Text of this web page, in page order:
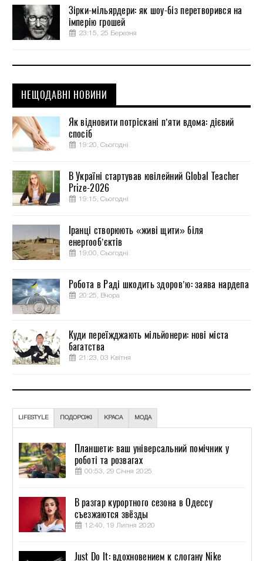
Зірки-мільярдери: як шоу-біз перетворився на
імперію грошей
23:15, 25 Березня
НЕЩОДАВНІ НОВИНИ
Як відновити потріскані п’яти вдома: дієвий
спосіб
19:20, Сьогодні
В Україні стартував ювілейний Global Teacher
Prize-2026
19:15, Сьогодні
Іранці створюють «живі щити» біля
енергооб’єктів
19:00, Сьогодні
Робота в Раді шкодить здоров’ю: заява нардепа
20:25, Вчора
Куди переїжджають мільйонери: нові міста
багатства
21:23, 03 Квітня
LIFESTYLE ПОДОРОЖІ КРАСА МОДА
Планшети: ваш універсальний помічник у
роботі та розвагах
00:53, 29 Січня 2025
В разгар курортного сезона в Одессу
съезжаются звёзды
12:40, 19 Липня 2020
Just Do It: вдохновением к слогану Nike